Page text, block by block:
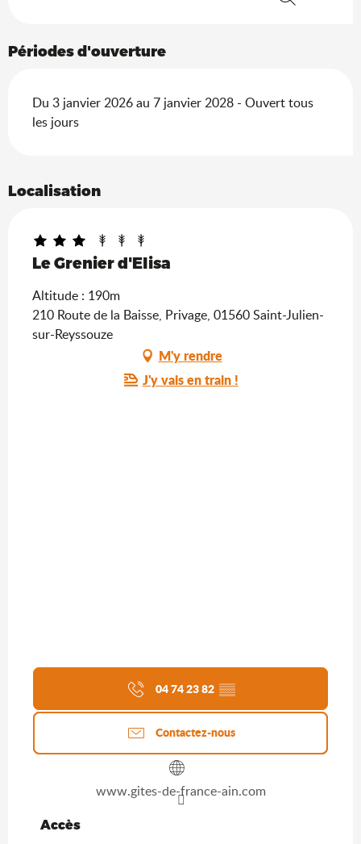
Périodes d'ouverture
Du 3 janvier 2026 au 7 janvier 2028 - Ouvert tous
les jours
Localisation
Le Grenier d'Elisa
Altitude : 190m
210 Route de la Baisse, Privage, 01560 Saint-Julien-
sur-Reyssouze
M'y rendre
J'y vais en train !
04 74 23 82 ▒▒
Contactez-nous
www.gites-de-france-ain.com
Accès
Accès